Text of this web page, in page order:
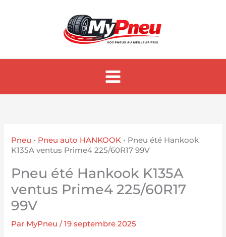
Pneu • Pneu auto HANKOOK • Pneu été Hankook
K135A ventus Prime4 225/60R17 99V
Pneu été Hankook K135A
ventus Prime4 225/60R17
99V
Par MyPneu/19 septembre 2025